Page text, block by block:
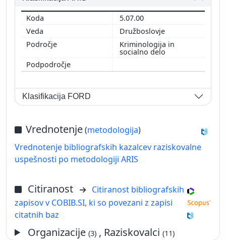
5.07.00
Družboslovje
Kriminologija in
socialno delo
Klasifikacija FORD
Vrednotenje(metodologija)
Vrednotenje bibliografskih kazalcev raziskovalne
uspešnosti po metodologiji ARIS
Citiranost
Citiranost bibliografskih
zapisov v COBIB.SI, ki so povezani z zapisi
citatnih baz
Organizacije(3) , Raziskovalci(11)